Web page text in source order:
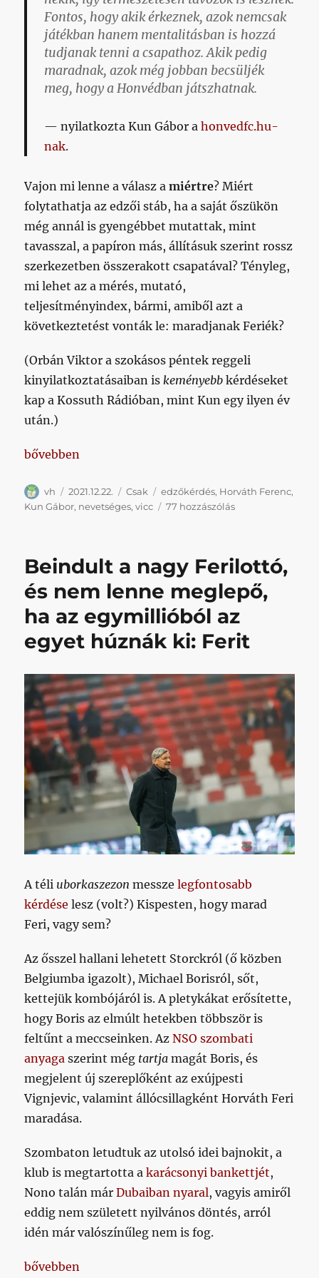
Fontos, hogy akik érkeznek, azok nemcsak
játékban hanem mentalitásban is hozzá
tudjanak tenni a csapathoz. Akik pedig
maradnak, azok még jobban becsüljék
meg, hogy a Honvédban játszhatnak.
nyilatkozta Kun Gábor ahonvedfc.hu-
nak.
Vajon mi lenne a válasz amiértre? Miért
folytathatja az edzői stáb, ha a saját őszükön
még annál is gyengébbet mutattak, mint
tavasszal, a papíron más, állításuk szerint rossz
szerkezetben összerakott csapatával? Tényleg,
mi lehet az a mérés, mutató,
teljesítményindex, bármi, amiből azt a
következtetést vonták le: maradjanak Feriék?
(Orbán Viktor a szokásos péntek reggeli
kinyilatkoztatásaiban is keményebb kérdéseket
kap a Kossuth Rádióban, mint Kun egy ilyen év
után.)
„Hivatalosan is eldőlt: marad Feri”
bővebben
Szerző
vh Közzétéve
2021.12.22. Kategória
Csak Címke
edzőkérdés, Horváth Ferenc,
Kun Gábor, nevetséges,vicc 77 hozzászólásHivatalosan
Feri
bejegyzéshez
Beindult a nagy Ferilottó,
és nem lenne meglepő,
ha az egymillióból az
egyet húznák ki: Ferit
A téli uborkaszezon messzelegfontosabb
kérdése lesz (volt?) Kispesten, hogy marad
Feri, vagy sem?
Az ősszel hallani lehetett Storckról (ő közben
Belgiumba igazolt), Michael Borisról, sőt,
kettejük kombójáról is. A pletykákat erősítette,
hogy Boris az elmúlt hetekben többször is
feltűnt a meccseinken. AzNSO szombati
anyaga szerint még tartja magát Boris, és
megjelent új szereplőként az exújpesti
Vignjevic, valamint állócsillagként Horváth Feri
maradása.
Szombaton letudtuk az utolsó idei bajnokit, a
klub is megtartotta akarácsonyi bankettjét,
Nono talán márDubaiban nyaral, vagyis amiről
eddig nem született nyilvános döntés, arról
idén már valószínűleg nem is fog.
„Beindult a nagy Ferilottó, és nem lenne meglepő,
bővebben